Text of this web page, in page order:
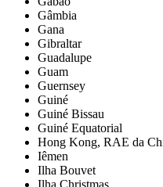
Gâmbia
Gana
Gibraltar
Guadalupe
Guam
Guernsey
Guiné
Guiné Bissau
Guiné Equatorial
Hong Kong, RAE da
Iêmen
Ilha Bouvet